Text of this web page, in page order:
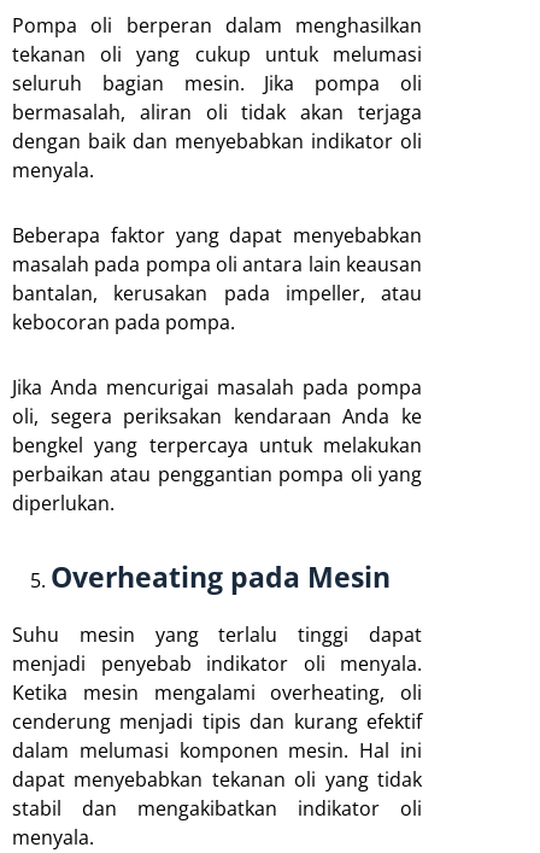
Pompa oli berperan dalam menghasilkan
tekanan oli yang cukup untuk melumasi
seluruh bagian mesin. Jika pompa oli
bermasalah, aliran oli tidak akan terjaga
dengan baik dan menyebabkan indikator oli
menyala.
Beberapa faktor yang dapat menyebabkan
masalah pada pompa oli antara lain keausan
bantalan, kerusakan pada impeller, atau
kebocoran pada pompa.
Jika Anda mencurigai masalah pada pompa
oli, segera periksakan kendaraan Anda ke
bengkel yang terpercaya untuk melakukan
perbaikan atau penggantian pompa oli yang
diperlukan.
Overheating pada Mesin
Suhu mesin yang terlalu tinggi dapat
menjadi penyebab indikator oli menyala.
Ketika mesin mengalami overheating, oli
cenderung menjadi tipis dan kurang efektif
dalam melumasi komponen mesin. Hal ini
dapat menyebabkan tekanan oli yang tidak
stabil dan mengakibatkan indikator oli
menyala.